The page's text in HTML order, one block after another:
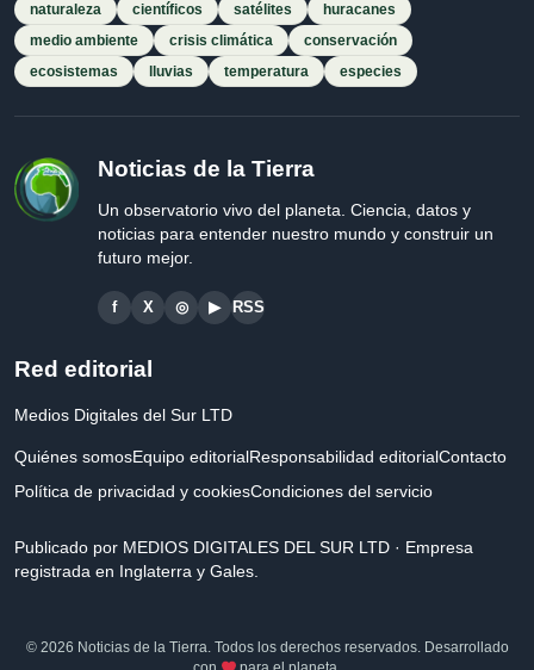
naturaleza
científicos satélites
huracanes
medio ambiente
crisis climática
conservación
ecosistemas
lluvias temperatura especies
Noticias de la Tierra
Un observatorio vivo del planeta. Ciencia, datos y
noticias para entender nuestro mundo y construir un
futuro mejor.
f X ◎ ▶ RSS
Red editorial
Medios Digitales del Sur LTD
Quiénes somosEquipo editorialResponsabilidad editorialContacto
Política de privacidad y cookiesCondiciones del servicio
Publicado por MEDIOS DIGITALES DEL SUR LTD · Empresa
registrada en Inglaterra y Gales.
© 2026 Noticias de la Tierra. Todos los derechos reservados. Desarrollado